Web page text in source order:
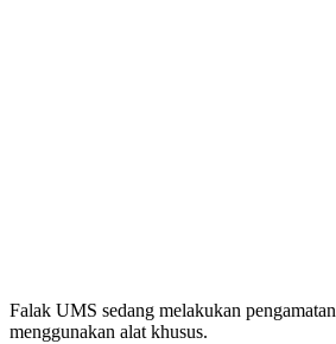
Falak UMS sedang melakukan
menggunakan alat khusus.